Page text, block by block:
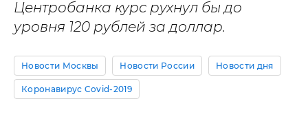
Центробанка курс рухнул бы до
уровня 120 рублей за доллар.
Новости Москвы Новости России Новости дня
Коронавирус Covid-2019